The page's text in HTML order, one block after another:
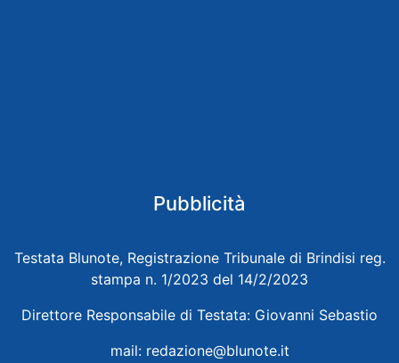
Pubblicità
Testata Blunote, Registrazione Tribunale di Brindisi reg.
stampa n. 1/2023 del 14/2/2023
Direttore Responsabile di Testata: Giovanni Sebastio
mail: redazione@blunote.it